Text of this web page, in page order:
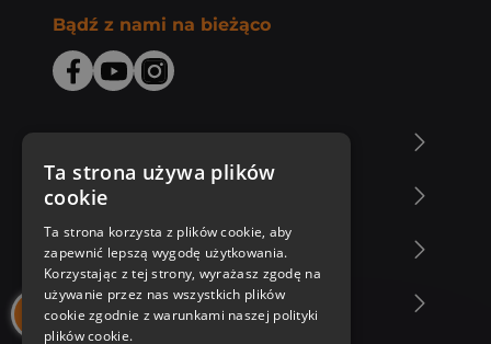
Bądź z nami na bieżąco
Zakupy u nas
Nasza oferta
Nasi autorzy
Ta strona używa plików
cookie
Ta strona korzysta z plików cookie, aby
zapewnić lepszą wygodę użytkowania.
Korzystając z tej strony, wyrażasz zgodę na
używanie przez nas wszystkich plików
cookie zgodnie z warunkami naszej polityki
plików cookie.